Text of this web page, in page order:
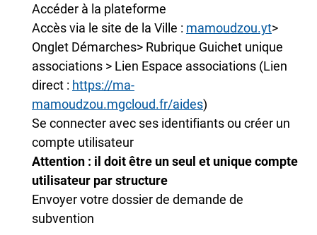
Accéder à la plateforme
Accès via le site de la Ville : mamoudzou.yt>
Onglet Démarches> Rubrique Guichet unique
associations > Lien Espace associations (Lien
direct : https://ma-
mamoudzou.mgcloud.fr/aides)
Se connecter avec ses identifiants ou créer un
compte utilisateur
Attention : il doit être un seul et unique compte
utilisateur par structure
Envoyer votre dossier de demande de
subvention